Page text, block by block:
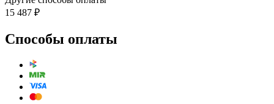
15 487 ₽
Способы оплаты